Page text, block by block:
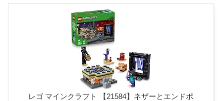
レゴ マインクラフト 【21584】ネザーとエンドポ